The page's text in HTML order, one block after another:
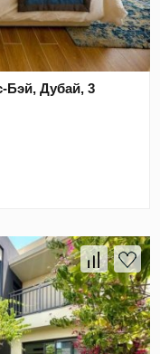
Бэй, Дубай, 3